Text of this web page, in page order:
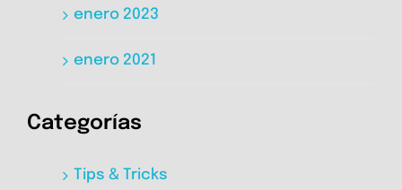
enero 2023
enero 2021
Categorías
Tips & Tricks